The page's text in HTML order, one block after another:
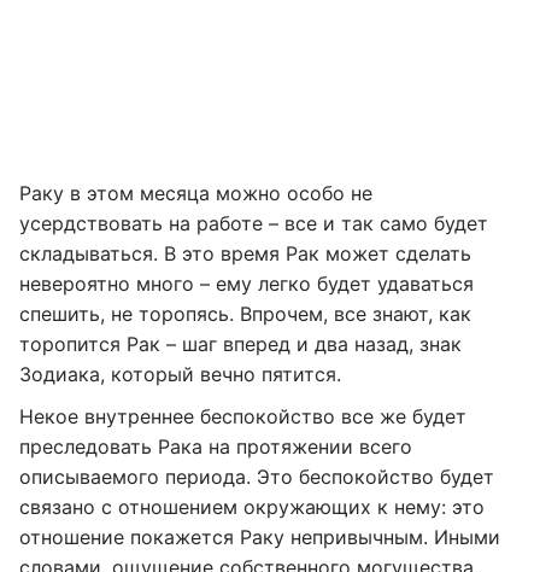
Раку в этом месяца можно особо не
усердствовать на работе – все и так само будет
складываться. В это время Рак может сделать
невероятно много – ему легко будет удаваться
спешить, не торопясь. Впрочем, все знают, как
торопится Рак – шаг вперед и два назад, знак
Зодиака, который вечно пятится.
Некое внутреннее беспокойство все же будет
преследовать Рака на протяжении всего
описываемого периода. Это беспокойство будет
связано с отношением окружающих к нему: это
отношение покажется Раку непривычным. Иными
словами, ощущение собственного могущества,